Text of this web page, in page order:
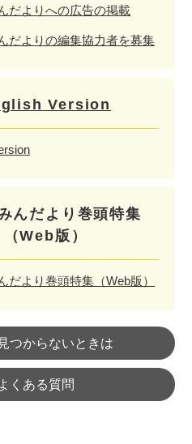
だよりへの広告の掲載
だよりの編集協力者を募集
Version
んだより巻頭特集
（Web版）
だより巻頭特集（Web版）
見つからないときは
くある質問